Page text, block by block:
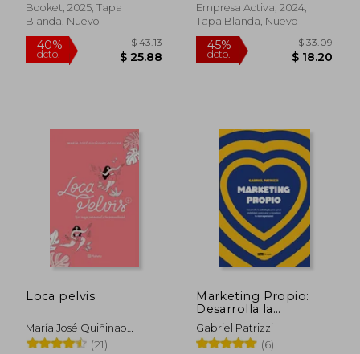
Booket, 2025, Tapa
Blanda, Nuevo
40%
dcto.
Empresa Activa, 2024,
Tapa Blanda, Nuevo
45%
dcto.
Loca pelvis
María José Quiñinao
Aguilar
(21)
Marketing Propio:
Desarrolla la
Estrategia Para Ganar
Visibilidad, Posicionar
y Monetizar tu Marca
Gabriel Patrizzi
(6)